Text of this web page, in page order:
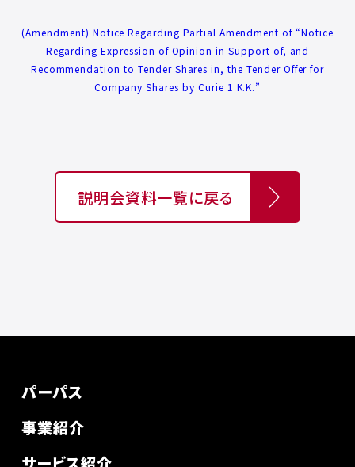
(Amendment) Notice Regarding Partial Amendment of “Notice
Regarding Expression of Opinion in Support of, and
Recommendation to Tender Shares in, the Tender Offer for
Company Shares by Curie 1 K.K.”
説明会資料一覧に戻る
パーパス
事業紹介